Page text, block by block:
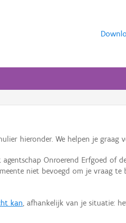
hieronder. We helpen je graag
Onroerend Erfgoed of
niet bevoegd om je vraag te
kan, afhankelijk van je situatie: